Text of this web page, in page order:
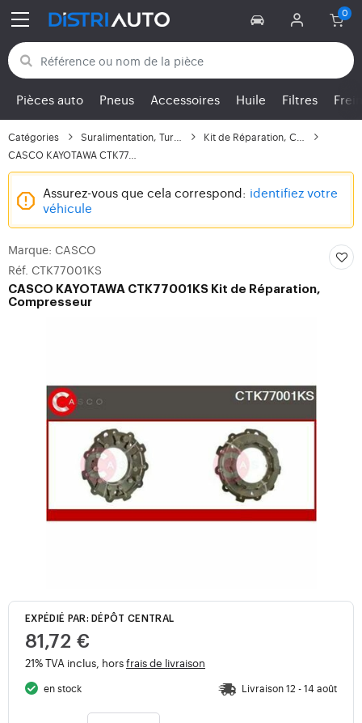
Retour aux catégories
Pièces auto Pneus Accessoires Huile Filtres
Catégories
Assurez-vous que cela correspond: identifiez votre
véhicule
Marque: CASCO
Réf. CTK77001KS
CASCO KAYOTAWA CTK77001KS Kit de Réparation,
Compresseur
EXPÉDIÉ PAR: DÉPÔT CENTRAL
81,72 €
21% TVA inclus, horsfrais de livraison
en stock Livraison 12 - 14 août